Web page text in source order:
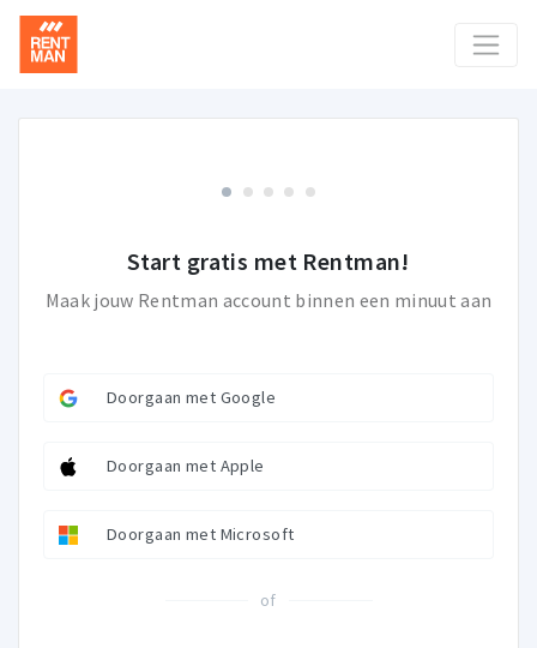
Start gratis met Rentman!
Maak jouw Rentman account binnen een minuut aan
Doorgaan met Google
Doorgaan met Apple
Doorgaan met Microsoft
of